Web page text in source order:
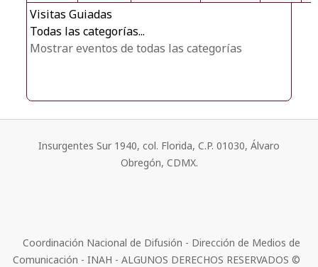
Visitas Guiadas
Todas las categorías...
Mostrar eventos de todas las categorías
Insurgentes Sur 1940, col. Florida, C.P. 01030, Álvaro
Obregón, CDMX.
Coordinación Nacional de Difusión - Dirección de Medios de
Comunicación - INAH - ALGUNOS DERECHOS RESERVADOS ©